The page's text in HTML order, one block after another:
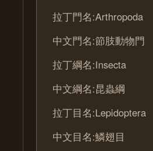
拉丁門名:Arthropoda
中文門名:節肢動物門
拉丁綱名:Insecta
中文綱名:昆蟲綱
拉丁目名:Lepidoptera
中文目名:鱗翅目